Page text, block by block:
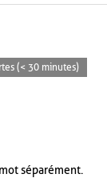
(< 30 minutes)
séparément.